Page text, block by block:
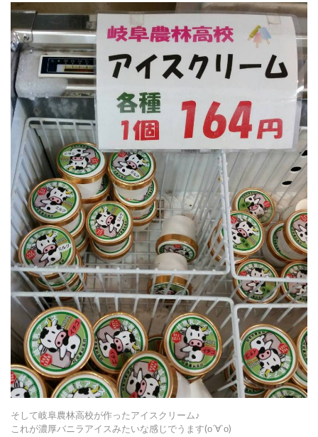
そして岐阜農林高校が作ったアイスクリーム♪
これが濃厚バニラアイスみたいな感じでうます(о´∀`о)